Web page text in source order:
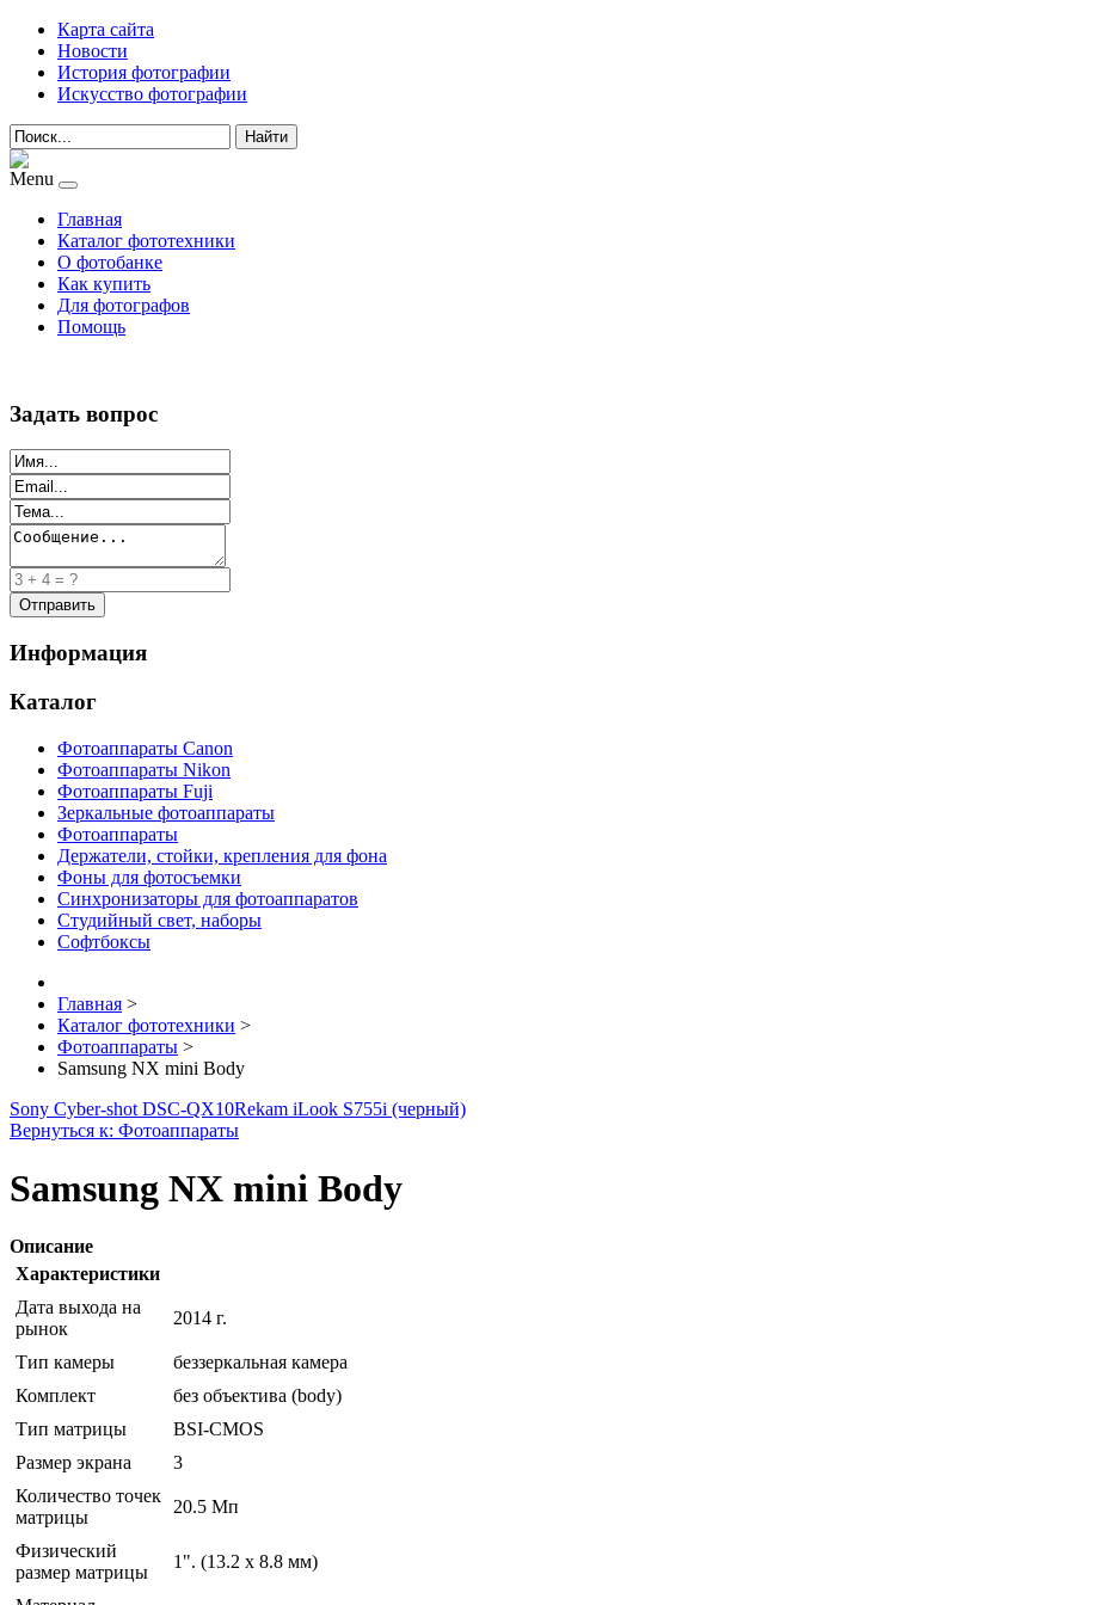
Карта сайта
Новости
История фотографии
Искусство фотографии
Найти
Menu
Главная
Каталог фототехники
О фотобанке
Как купить
Для фотографов
Помощь
Задать вопрос
Информация
Каталог
Фотоаппараты Canon
Фотоаппараты Nikon
Фотоаппараты Fuji
Зеркальные фотоаппараты
Фотоаппараты
Держатели, стойки, крепления для фона
Фоны для фотосъемки
Синхронизаторы для фотоаппаратов
Студийный свет, наборы
Софтбоксы
Главная >
Каталог фототехники >
Фотоаппараты >
Samsung NX mini Body
Sony Cyber-shot DSC-QX10Rekam iLook S755i (черный)
Вернуться к: Фотоаппараты
Samsung NX mini Body
Описание
Характеристики
Дата выхода на
рынок
2014 г.
Тип камеры
беззеркальная камера
Комплект
без объектива (body)
Тип матрицы
BSI-CMOS
Размер экрана
3
Количество точек
матрицы
20.5 Мп
Физический
размер матрицы
1". (13.2 х 8.8 мм)